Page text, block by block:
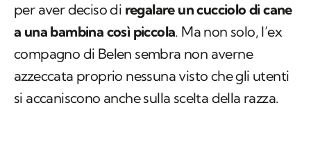
per aver deciso di regalare un cucciolo di cane
a una bambina così piccola. Ma non solo, l’ex
compagno di Belen sembra non averne
azzeccata proprio nessuna visto che gli utenti
si accaniscono anche sulla scelta della razza.